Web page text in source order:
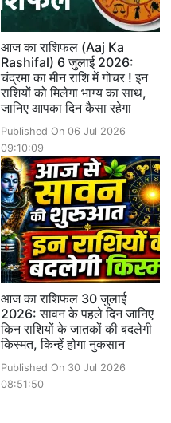
आज का राशिफल (Aaj Ka
Rashifal) 6 जुलाई 2026:
चंद्रमा का मीन राशि में गोचर ! इन
राशियों को मिलेगा भाग्य का साथ,
जानिए आपका दिन कैसा रहेगा
Published On 06 Jul 2026
09:10:09
आज का राशिफल 30 जुलाई
2026: सावन के पहले दिन जानिए
किन राशियों के जातकों की बदलेगी
किस्मत, किन्हें होगा नुकसान
Published On 30 Jul 2026
08:51:50